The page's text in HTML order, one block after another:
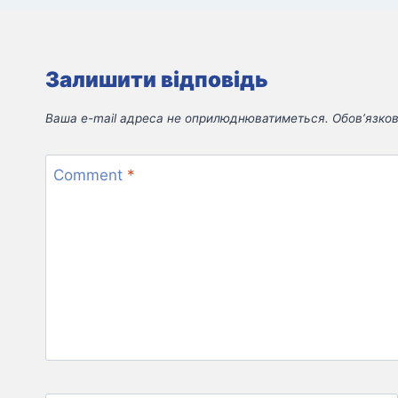
Залишити відповідь
Ваша e-mail адреса не оприлюднюватиметься.
Comment *